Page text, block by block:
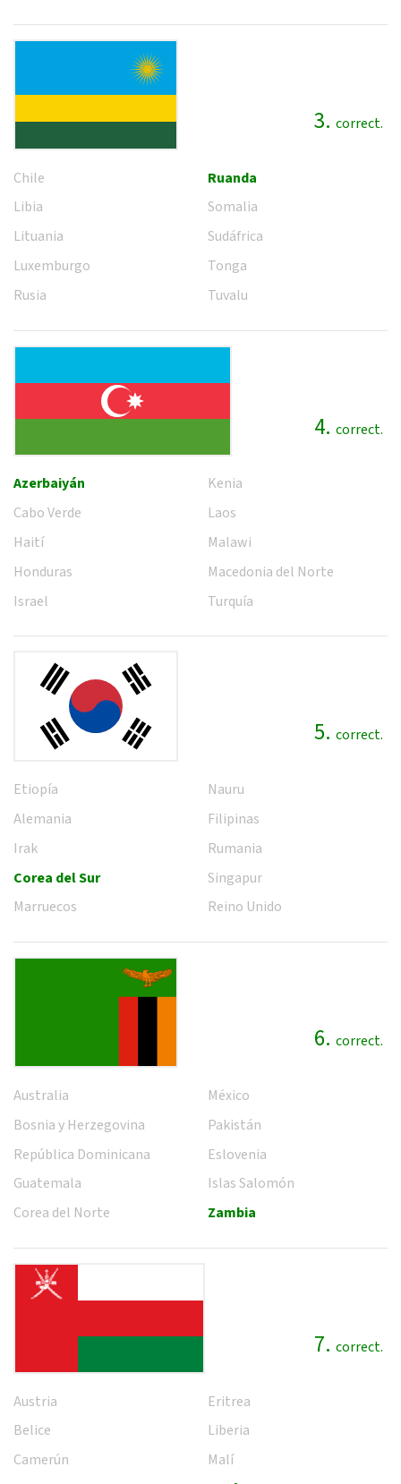
3. correct.
Chile
Libia
Lituania
Luxemburgo
Rusia
Ruanda
Somalia
Sudáfrica
Tonga
Tuvalu
4. correct.
Azerbaiyán
Cabo Verde
Haití
Honduras
Israel
Kenia
Laos
Malawi
Macedonia del Norte
Turquía
5. correct.
Etiopía
Alemania
Irak
Corea del Sur
Marruecos
Nauru
Filipinas
Rumania
Singapur
Reino Unido
6. correct.
Australia
Bosnia y Herzegovina
República Dominicana
Guatemala
Corea del Norte
México
Pakistán
Eslovenia
Islas Salomón
Zambia
7. correct.
Austria
Belice
Camerún
Eritrea
Liberia
Malí